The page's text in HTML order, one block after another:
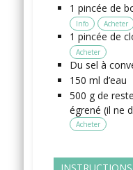
1 pincée de
Info Acheter
1 pincée de
Acheter
Du sel à
150 ml d’eau
500 g de reste
égrené (il ne
Acheter
INSTRUCTIONS